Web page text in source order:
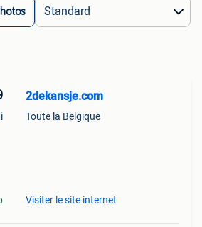
2dekansje.com
Toute la Belgique
Visiter le site internet